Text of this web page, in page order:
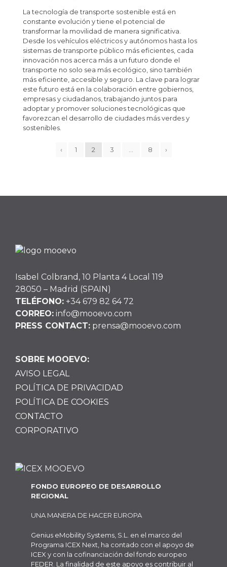
La tecnología de transporte sostenible está en
constante evolución y tiene el potencial de
transformar la movilidad de manera significativa.
Desde los vehículos eléctricos y autónomos hasta los
sistemas de transporte público más eficientes, cada
innovación nos acerca más a un futuro donde el
transporte no solo sea más ecológico, sino también
más eficiente, accesible y seguro. La clave para lograr
este futuro está en la colaboración entre gobiernos,
empresas y ciudadanos, trabajando juntos para
adoptar y promover soluciones tecnológicas que
favorezcan el desarrollo de ciudades más verdes y
sostenibles.
‹ 1 2 3 8 ›
Isabel Colbrand, 10 Planta 4 Local 119
28050 – Madrid (SPAIN)
TELÉFONO: +34 679 82 64 72
CORREO: info@mooevo.com
PRESS CONTACT: prensa@mooevo.com
SOBRE MOOEVO:
AVISO LEGAL
POLÍTICA DE PRIVACIDAD
POLÍTICA DE COOKIES
CONTACTO
CORPORATIVO
FONDO EUROPEO DE DESARROLLO
REGIONAL
UNA MANERA DE HACER EUROPA
Genius eMobility Systems, S.L. en el marco del
Programa ICEX Next, ha contado con el apoyo de
ICEX y con la cofinanciación del fondo europeo
FEDER. La finalidad de este apoyo es contribuir al